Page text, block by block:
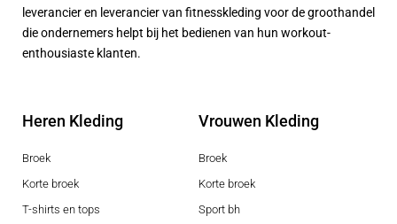
leverancier en leverancier van fitnesskleding voor de groothandel
die ondernemers helpt bij het bedienen van hun workout-
enthousiaste klanten.
Heren Kleding
Broek
Korte broek
T-shirts en tops
Vrouwen Kleding
Broek
Korte broek
Sport bh